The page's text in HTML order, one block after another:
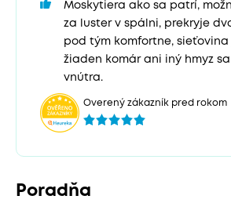
Moskytiera ako sa patrí,
za luster v spálni, prekryje
pod tým komfortne, sieťovina
žiaden komár ani iný hmyz
vnútra.
Overený zákazník pred rokom
Poradňa